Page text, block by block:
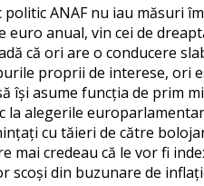
politic ANAF nu iau măsuri
euro anual, vin cei de
că ori are o conducere
proprii de interese, ori
își asume funcția de prim
la alegerile
cu tăieri de către
mai credeau că le vor fi
scoși din buzunare de